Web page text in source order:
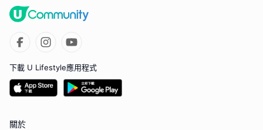
下載 U Lifestyle應用程式
關於